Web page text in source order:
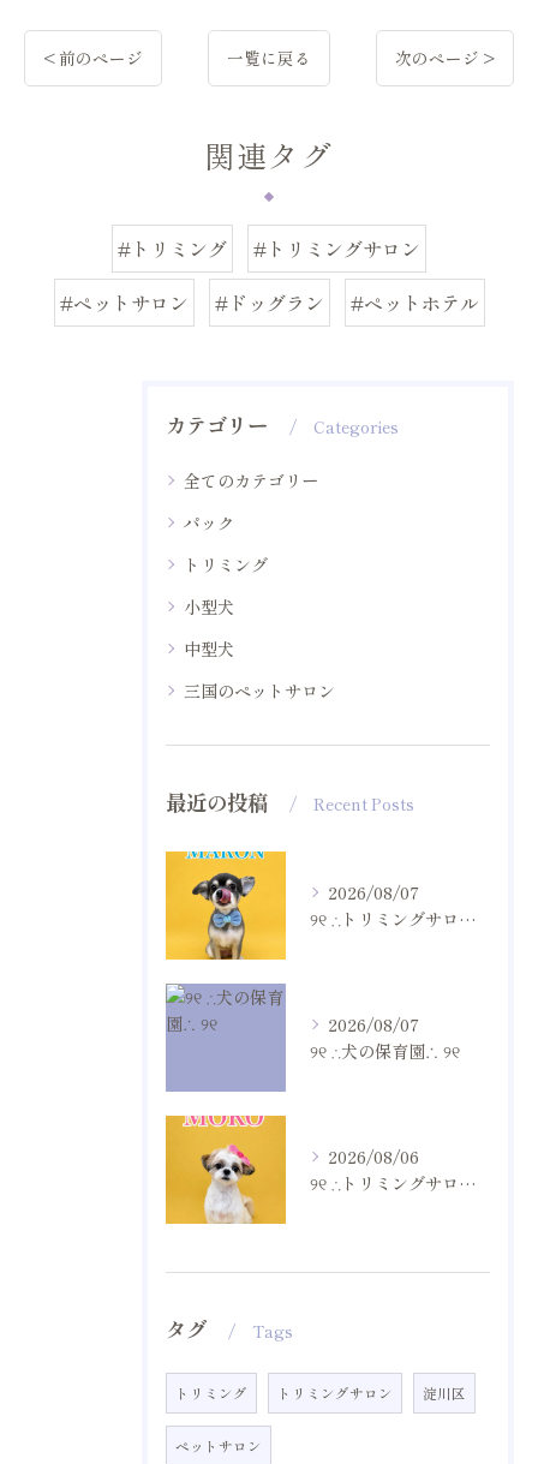
< 前のページ 一覧に戻る 次のページ >
関連タグ
#トリミング
#トリミングサロン
#ペットサロン
#ドッグラン #ペットホテル
カテゴリー Categories
全てのカテゴリー
パック
トリミング
小型犬
中型犬
三国のペットサロン
最近の投稿 Recent Posts
2026/08/07
୨୧ ∴トリミングサロン∴ ୨୧
2026/08/07
୨୧ ∴犬の保育園∴ ୨୧
2026/08/06
୨୧ ∴トリミングサロン∴ ୨୧
タグ Tags
トリミング トリミングサロン 淀川区
ペットサロン